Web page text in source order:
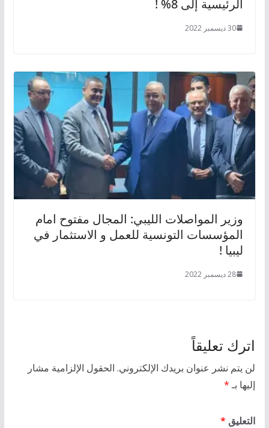
الرئيسية إلى 8% !
30 ديسمبر 2022
وزير المواصلات الليبي: المجال مفتوح امام
المؤسسات التونسية للعمل و الاستثمار في
ليبيا !
28 ديسمبر 2022
اترك تعليقاً
لن يتم نشر عنوان بريدك الإلكتروني. الحقول الإلزامية مشار
إليها بـ*
التعليق *